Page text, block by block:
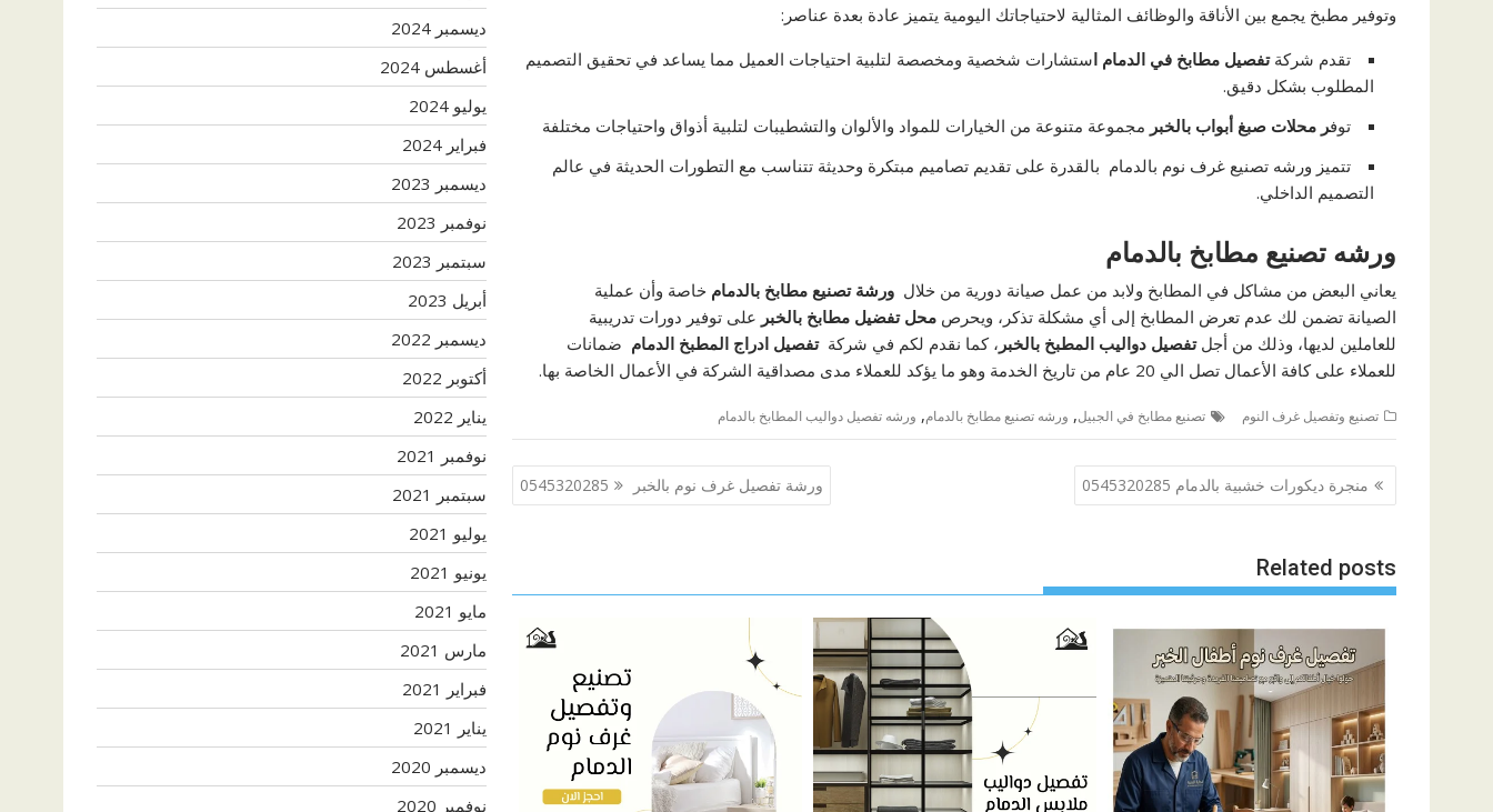
وتوفير مطبخ يجمع بين الأناقة والوظائف المثالية لاحتياجاتك اليومية يتميز عادة بعدة عناصر:
تقدم شركةتفصيل مطابخ في الدمام استشارات شخصية ومخصصة لتلبية احتياجات العميل مما يساعد في تحقيق التصميم
المطلوب بشكل دقيق.
توفر محلات صبغ أبواب بالخبر مجموعة متنوعة من الخيارات للمواد والألوان والتشطيبات لتلبية أذواق واحتياجات مختلفة
تتميز ورشه تصنيع غرف نوم بالدمام بالقدرة على تقديم تصاميم مبتكرة وحديثة تتناسب مع التطورات الحديثة في عالم
التصميم الداخلي.
ورشه تصنيع مطابخ بالدمام
يعاني البعض من مشاكل في المطابخ ولابد من عمل صيانة دورية من خلال ورشة تصنيع مطابخ بالدمام خاصة وأن عملية
الصيانة تضمن لك عدم تعرض المطابخ إلى أي مشكلة تذكر، ويحرص محل تفضيل مطابخ بالخبر على توفير دورات تدريبية
للعاملين لديها، وذلك من أجل تفصيل دواليب المطبخ بالخبر ، كما نقدم لكم في شركةتفصيل ادراج المطبخ الدمام ضمانات
للعملاء على كافة الأعمال تصل الي 20 عام من تاريخ الخدمة وهو ما يؤكد للعملاء مدى مصداقية الشركة في الأعمال الخاصة بها.
تصنيع وتفصيل غرف النوم تصنيع مطابخ في الجبيل, ورشه تصنيع مطابخ بالدمام, ورشه تفصيل دواليب المطابخ بالدمام
تصفّح
المقالات
منجرة ديكورات خشبية بالدمام 0545320285 ورشة تفصيل غرف نوم بالخبر 0545320285
Related posts
ديسمبر 2024
أغسطس 2024
يوليو 2024
فبراير 2024
ديسمبر 2023
نوفمبر 2023
سبتمبر 2023
أبريل 2023
ديسمبر 2022
أكتوبر 2022
يناير 2022
نوفمبر 2021
سبتمبر 2021
يوليو 2021
يونيو 2021
مايو 2021
مارس 2021
فبراير 2021
يناير 2021
ديسمبر 2020
نوفمبر 2020